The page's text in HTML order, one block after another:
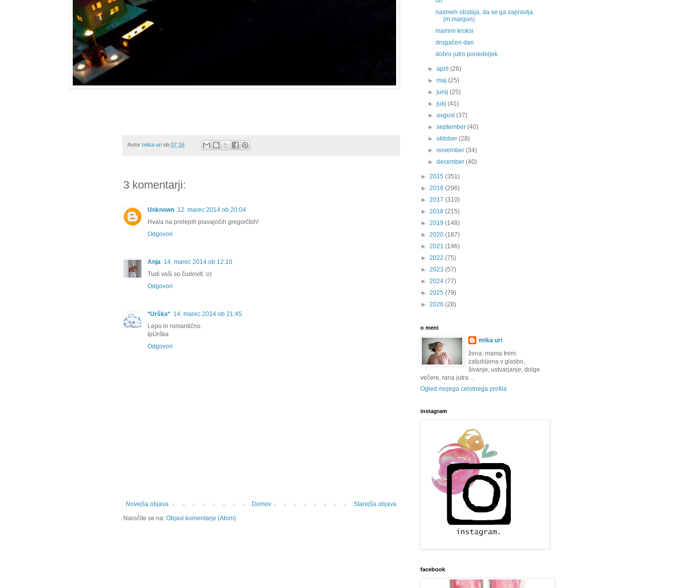
Avtor mtka uri ob 07:16
3 komentarji:
Unknown 12. marec 2014 ob 20:04
Hvala na prelepih plavajočih gregorčkih!
Odgovori
Anja 14. marec 2014 ob 12:10
Tudi vaši so čudoviti :o)
Odgovori
*Urška* 14. marec 2014 ob 21:45
Lepo in romantično.
lpUrška
Odgovori
Novejša objava Starejša objava
Domov
Naročite se na: Objavi komentarje (Atom)
nasmeh obstaja, da se ga zapravlja.
(m.margon)
mamini kroksi
drugačen dan
dobro jutro ponedeljek
►april(26)
►maj(25)
►junij(25)
►julij(41)
►avgust(37)
►september(40)
►oktober(28)
►november(34)
►december(40)
► 2015 (351)
► 2016 (296)
► 2017 (310)
► 2018 (215)
► 2019 (148)
► 2020 (187)
► 2021 (146)
► 2022 (75)
► 2023 (57)
► 2024 (77)
► 2025 (79)
► 2026 (28)
o meni
mtka uri
žena. mama trem.
zaljubljena v glasbo,
šivanje, ustvarjanje, dolge
večere, rana jutra ...
Ogled mojega celotnega profila
instagram
facebook